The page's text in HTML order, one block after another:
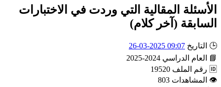
الأسئلة المقالية التي وردت في الاختبارات
السابقة (آخر كلام)
🕒 التاريخ 09:07 2025-03-26
📘
العام الدراسي 2024-2025
🆔 رقم الملف 19520
👁
المشاهدات 803